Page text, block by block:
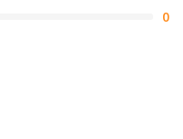
0